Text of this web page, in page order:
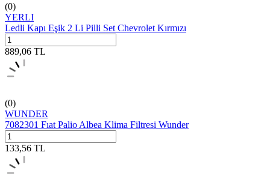
(0)
YERLI
Ledli Kapı Eşik 2 Li Pilli Set Chevrolet Kırmızı
889,06 TL
(0)
WUNDER
7082301 Fıat Palio Albea Klima Filtresi Wunder
133,56 TL